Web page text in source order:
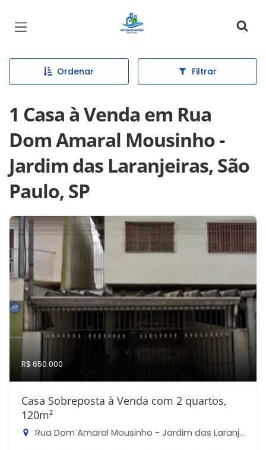
Página inicial
Ordenar Filtrar
1 Casa à Venda em Rua
Dom Amaral Mousinho -
Jardim das Laranjeiras, São
Paulo, SP
R$ 650.000
Casa Sobreposta à Venda com 2 quartos,
120m²
Rua Dom Amaral Mousinho - Jardim das Laranjeiras, São Paulo-SP